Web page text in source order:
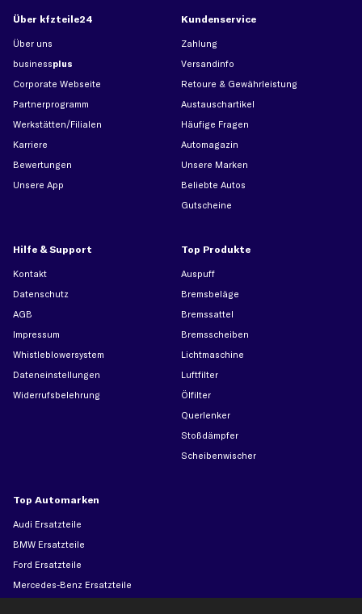
Über kfzteile24
Über uns
businessplus
Corporate Webseite
Partnerprogramm
Werkstätten/Filialen
Karriere
Bewertungen
Unsere App
Kundenservice
Zahlung
Versandinfo
Retoure & Gewährleistung
Austauschartikel
Häufige Fragen
Automagazin
Unsere Marken
Beliebte Autos
Gutscheine
Hilfe & Support
Kontakt
Datenschutz
AGB
Impressum
Whistleblowersystem
Dateneinstellungen
Widerrufsbelehrung
Top Produkte
Auspuff
Bremsbeläge
Bremssattel
Bremsscheiben
Lichtmaschine
Luftfilter
Ölfilter
Querlenker
Stoßdämpfer
Scheibenwischer
Top Automarken
Audi Ersatzteile
BMW Ersatzteile
Ford Ersatzteile
Mercedes-Benz Ersatzteile